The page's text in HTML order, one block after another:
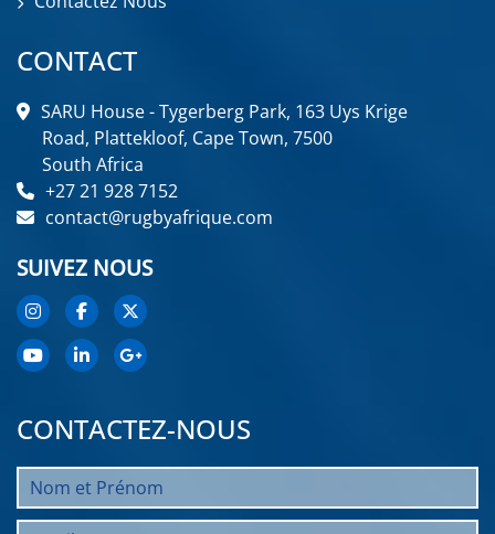
CONTACT
SARU House - Tygerberg Park, 163 Uys Krige
Road, Plattekloof, Cape Town, 7500
South Africa
+27 21 928 7152
contact@rugbyafrique.com
SUIVEZ NOUS
CONTACTEZ-NOUS